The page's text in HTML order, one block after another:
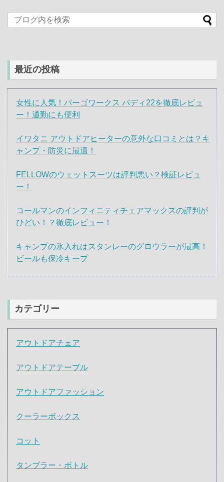
最近の投稿
女性に人気！パーゴワークス バディ22を徹底レビュ
ー！通勤にも便利
イワタニ アウトドアヒーターの意外な口コミとは？キ
ャンプ・防災に最適！
FELLOWのウェットスーツは評判悪い？検証レビュ
ー！
コールマンのインフィニティチェアマックスの評判が
ひどい！？徹底レビュー！
キャンプの氷入れはスタンレーのグロウラーが最高！
ビールも保冷キープ
カテゴリー
アウトドアチェア
アウトドアテーブル
アウトドアファッション
クーラーボックス
コット
タンブラー・ボトル